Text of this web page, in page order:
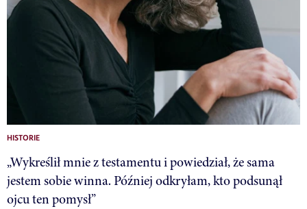
HISTORIE
„Wykreślił mnie z testamentu i powiedział, że sama
jestem sobie winna. Później odkryłam, kto podsunął
ojcu ten pomysł”